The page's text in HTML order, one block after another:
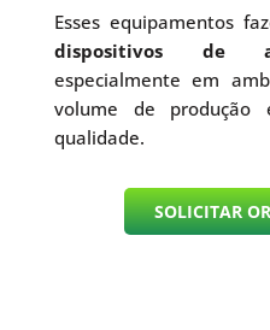
Esses equipamentos
dispositivos de
especialmente em
volume de produção
qualidade.
SOLICITAR